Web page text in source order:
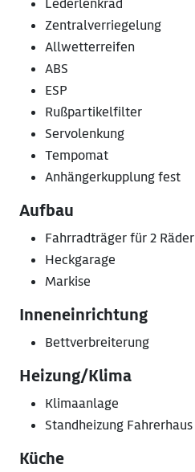
Lederlenkrad
Zentralverriegelung
Allwetterreifen
ABS
ESP
Rußpartikelfilter
Servolenkung
Tempomat
Anhängerkupplung fest
Aufbau
Fahrradträger für 2 Räder
Heckgarage
Markise
Inneneinrichtung
Bettverbreiterung
Heizung/Klima
Klimaanlage
Standheizung Fahrerhaus
Küche